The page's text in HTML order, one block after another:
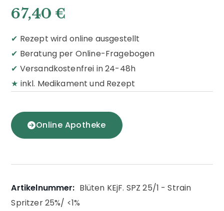
67,40 €
✔ Rezept wird online ausgestellt
✔ Beratung per Online-Fragebogen
✔ Versandkostenfrei in 24-48h
★ inkl. Medikament und Rezept
Online Apotheke
Artikelnummer: Blüten KEjF. SPZ 25/1 - Strain
Spritzer 25%/ <1%